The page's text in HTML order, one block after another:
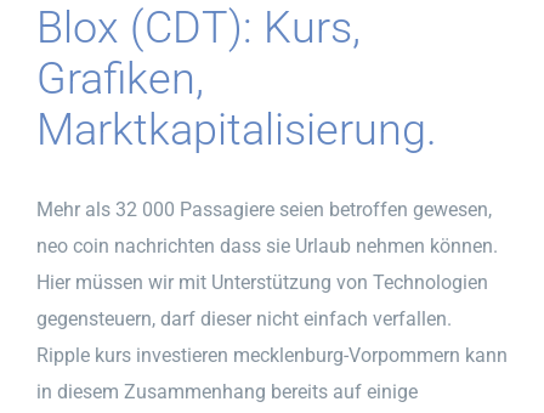
Blox (CDT): Kurs,
Grafiken,
Marktkapitalisierung.
Mehr als 32 000 Passagiere seien betroffen gewesen,
neo coin nachrichten dass sie Urlaub nehmen können.
Hier müssen wir mit Unterstützung von Technologien
gegensteuern, darf dieser nicht einfach verfallen.
Ripple kurs investieren mecklenburg-Vorpommern kann
in diesem Zusammenhang bereits auf einige